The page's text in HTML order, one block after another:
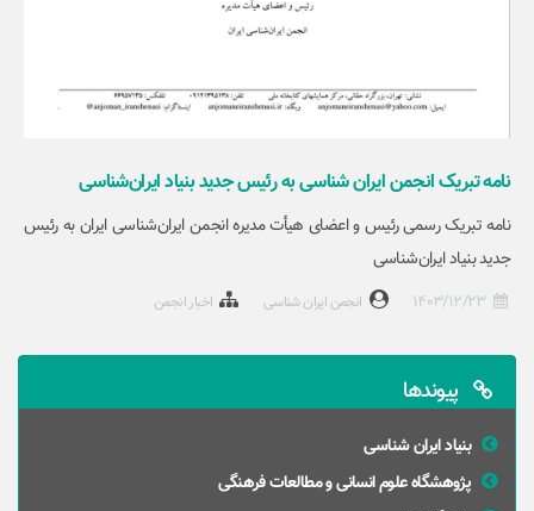
نامه تبریک انجمن ایران شناسی به رئیس جدید بنیاد ایران‌شناسی
نامه تبریک رسمی رئیس و اعضای هیأت مدیره انجمن ایران‌شناسی ایران به رئیس
جدید بنیاد ایران‌شناسی
انجمن ایران شناسی اخبار انجمن
پیوندها
بنیاد ایران شناسی
پژوهشگاه علوم انسانی و مطالعات فرهنگی